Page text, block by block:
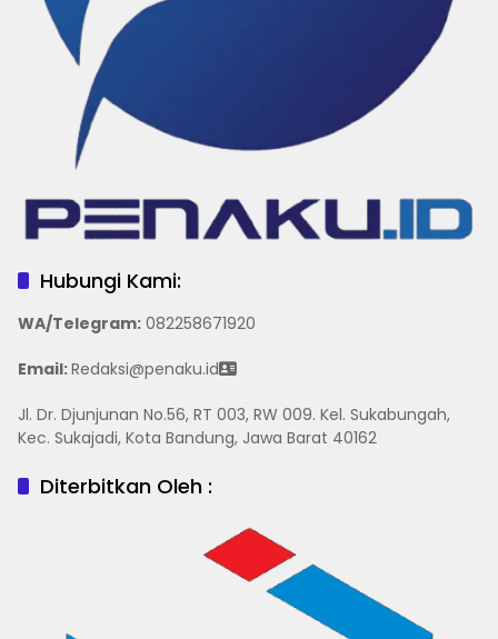
Hubungi Kami:
WA/Telegram: 082258671920
Email:Redaksi@penaku.id
Jl. Dr. Djunjunan No.56, RT 003, RW 009. Kel. Sukabungah,
Kec. Sukajadi, Kota Bandung, Jawa Barat 40162
Diterbitkan Oleh :